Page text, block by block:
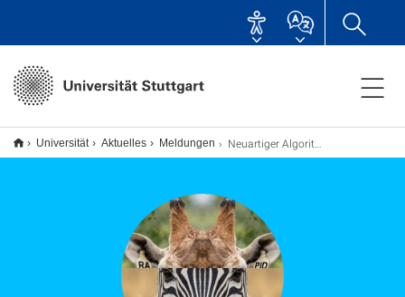
Universität Aktuelles Meldungen Neuartiger Algorithmus für den Artenschutz